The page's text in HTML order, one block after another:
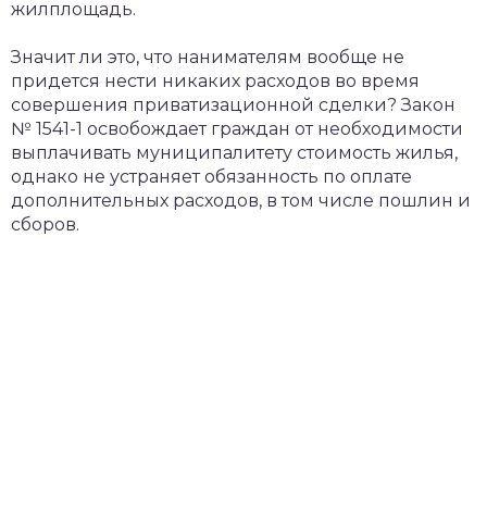
жилплощадь.
Значит ли это, что нанимателям вообще не
придется нести никаких расходов во время
совершения приватизационной сделки? Закон
№ 1541-1 освобождает граждан от необходимости
выплачивать муниципалитету стоимость жилья,
однако не устраняет обязанность по оплате
дополнительных расходов, в том числе пошлин и
сборов.